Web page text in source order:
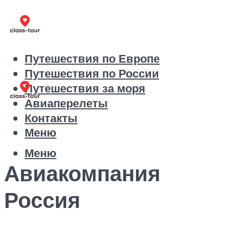
Путешествия по Европе
Путешествия по России
Путешествия за моря
Авиаперелеты
Контакты
Меню
Меню
Авиакомпания
Россия